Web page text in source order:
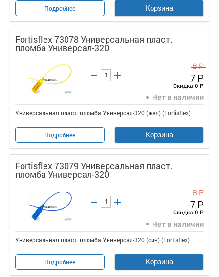
Подробнее Корзина
Fortisflex 73078 Универсальная пласт.
пломба Универсал-320
8 Р
7 Р
Скидка 0 Р
Нет в наличии
Универсальная пласт. пломба Универсал-320 (жел) (Fortisflex)
Подробнее Корзина
Fortisflex 73079 Универсальная пласт.
пломба Универсал-320
8 Р
7 Р
Скидка 0 Р
Нет в наличии
Универсальная пласт. пломба Универсал-320 (син) (Fortisflex)
Подробнее Корзина